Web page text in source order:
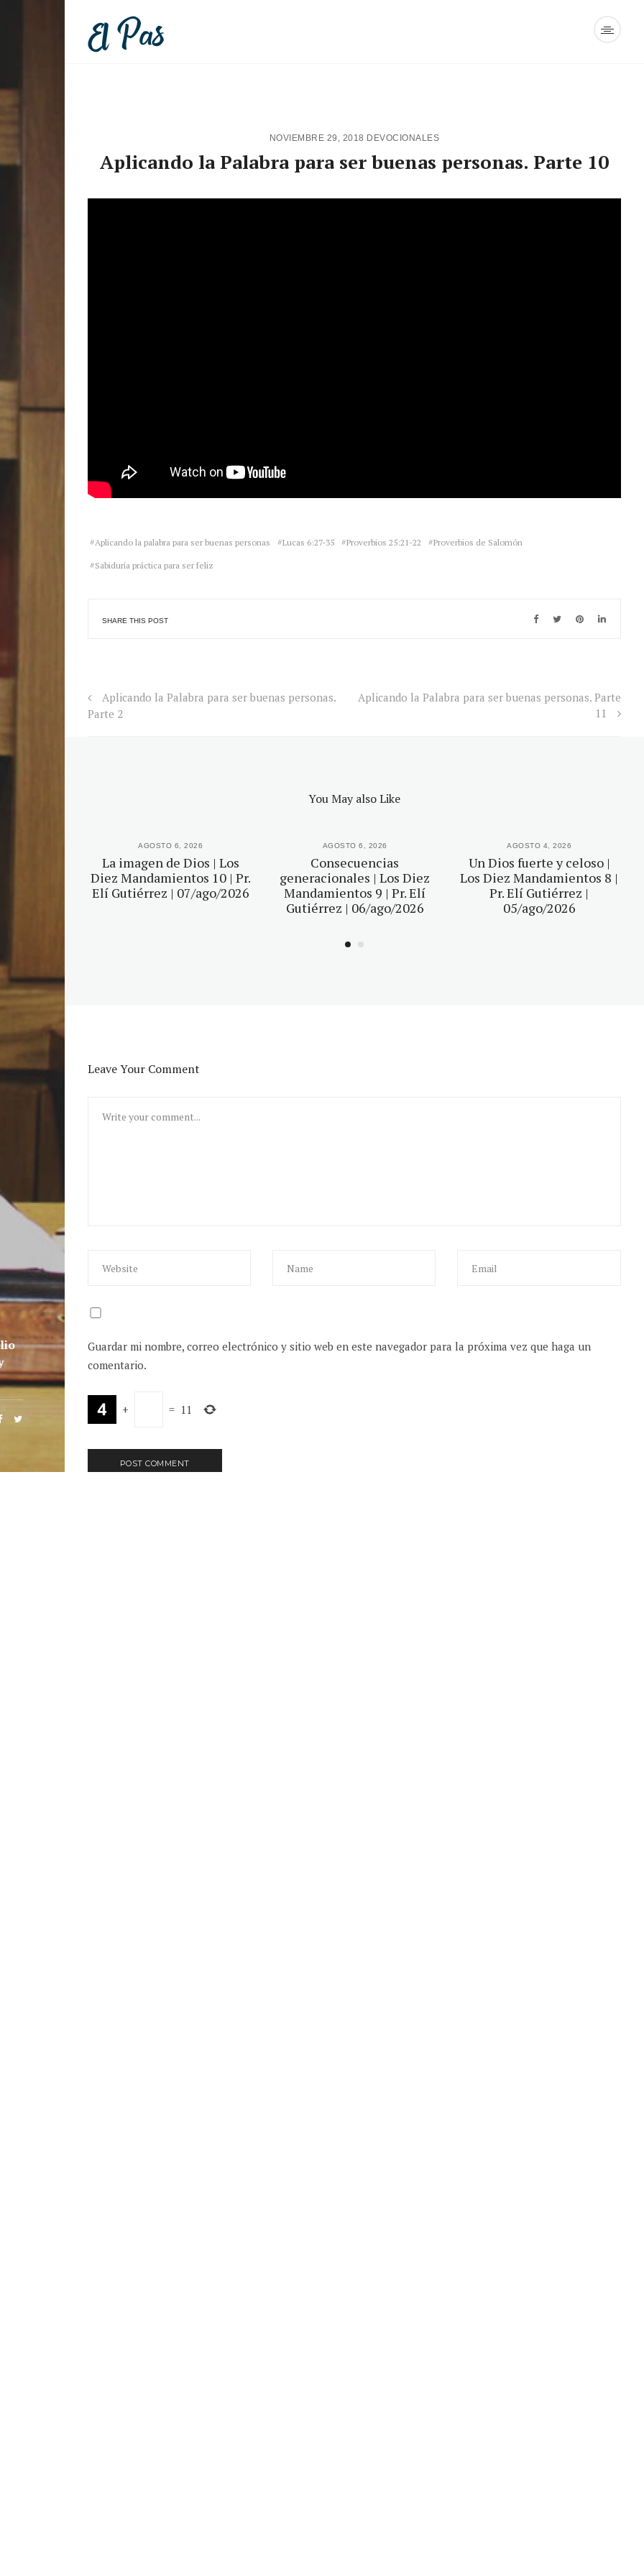
NOVIEMBRE 29, 2018 DEVOCIONALES
Aplicando la Palabra para ser buenas personas. Parte 10
Aplicando la palabra para ser buenas personas Lucas 6:27-35 Proverbios 25:21-22 Proverbios de Salomón
Sabiduría práctica para ser feliz
SHARE THIS POST
Aplicando la Palabra para ser buenas personas.
Parte 2
Aplicando la Palabra para ser buenas personas. Parte
11
You May also Like
AGOSTO 6, 2026
La imagen de Dios | Los
Diez Mandamientos 10 | Pr.
Elí Gutiérrez | 07/ago/2026
AGOSTO 6, 2026
Consecuencias
generacionales | Los Diez
Mandamientos 9 | Pr. Elí
Gutiérrez | 06/ago/2026
AGOSTO 4, 2026
Un Dios fuerte y celoso |
Los Diez Mandamientos 8 |
Pr. Elí Gutiérrez |
05/ago/2026
Leave Your Comment
Guardar mi nombre, correo electrónico y sitio web en este navegador para la próxima vez que haga un
comentario.
+ = 11